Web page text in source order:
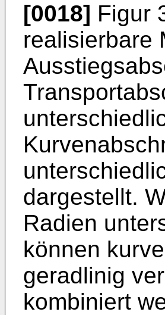
[0018] Figur
realisierbare
dargestellt.
Radien
können
geradlinig
kombiniert